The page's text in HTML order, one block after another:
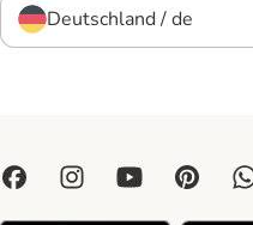
Deutschland / de